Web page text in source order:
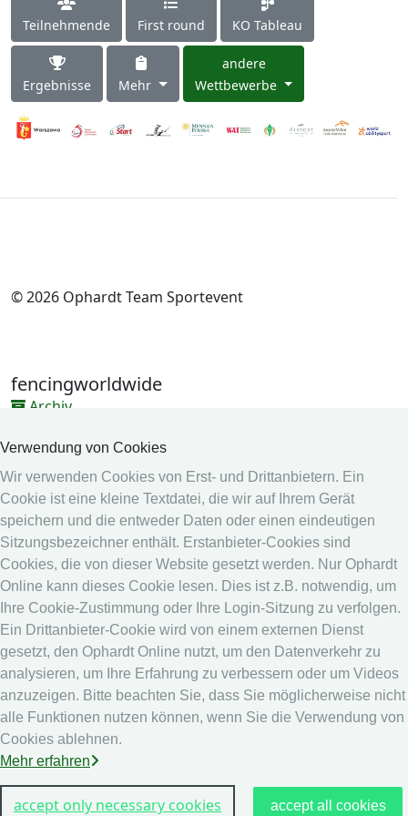
Verwendung von Cookies
Wir verwenden Cookies von Erst- und Drittanbietern. Ein
Cookie ist eine kleine Textdatei, die wir auf Ihrem Gerät
speichern und die entweder Daten oder einen eindeutigen
Sitzungsbezeichner enthält. Erstanbieter-Cookies sind
Cookies, die von dieser Website gesetzt werden. Nur Ophardt
Online kann dieses Cookie lesen. Dies ist z.B. notwendig, um
Ihre Cookie-Zustimmung oder Ihre Login-Sitzung zu verfolgen.
Ein Drittanbieter-Cookie wird von einem externen Dienst
gesetzt, den Ophardt Online nutzt, um den Datenverkehr zu
analysieren, um Ihre Erfahrung zu verbessern oder um Videos
anzuzeigen. Bitte beachten Sie, dass Sie möglicherweise nicht
alle Funktionen nutzen können, wenn Sie die Verwendung von
Cookies ablehnen.
Mehr erfahren
accept only necessary cookies accept all cookies
Teilnehmende First round KO Tableau
Ergebnisse Mehr
andere
Wettbewerbe
© 2026 Ophardt Team Sportevent
fencingworldwide
Archiv
Online System
Online System
Kalender
Rangliste
Rechtshinweis
Datenschutz
Impressum
andere
Live Ergebnisse: Fechten